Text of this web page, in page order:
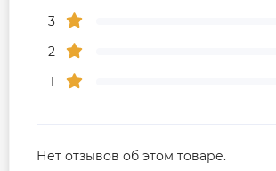
3
2
1
Нет отзывов об этом товаре.